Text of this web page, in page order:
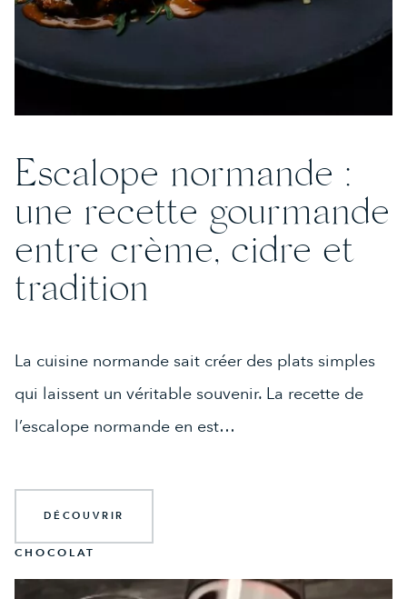
Escalope normande :
une recette gourmande
entre crème, cidre et
tradition
La cuisine normande sait créer des plats simples
qui laissent un véritable souvenir. La recette de
l’escalope normande en est…
DÉCOUVRIR
CHOCOLAT